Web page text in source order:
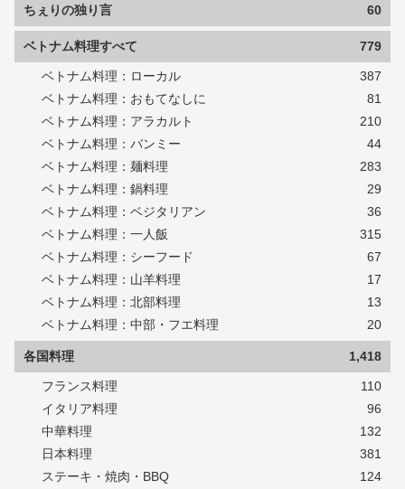
ちぇりの独り言 60
ベトナム料理すべて 779
ベトナム料理：ローカル
387
ベトナム料理：おもてなしに
81
ベトナム料理：アラカルト
210
ベトナム料理：バンミー
44
ベトナム料理：麺料理
283
ベトナム料理：鍋料理
29
ベトナム料理：ベジタリアン
36
ベトナム料理：一人飯
315
ベトナム料理：シーフード
67
ベトナム料理：山羊料理
17
ベトナム料理：北部料理
13
ベトナム料理：中部・フエ料理
20
各国料理 1,418
フランス料理
110
イタリア料理
96
中華料理
132
日本料理
381
ステーキ・焼肉・BBQ
124